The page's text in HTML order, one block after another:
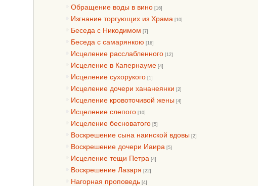
Обращение воды в вино [16]
Изгнание торгующих из Храма [10]
Беседа с Никодимом [7]
Беседа с самарянкою [16]
Исцеление расслабленного [12]
Исцеление в Капернауме [4]
Исцеление сухорукого [1]
Исцеление дочери хананеянки [2]
Исцеление кровоточивой жены [4]
Исцеление слепого [10]
Исцеление бесноватого [5]
Воскрешение сына наинской вдовы [2]
Воскрешение дочери Иаира [5]
Исцеление тещи Петра [4]
Воскрешение Лазаря [22]
Нагорная проповедь [4]